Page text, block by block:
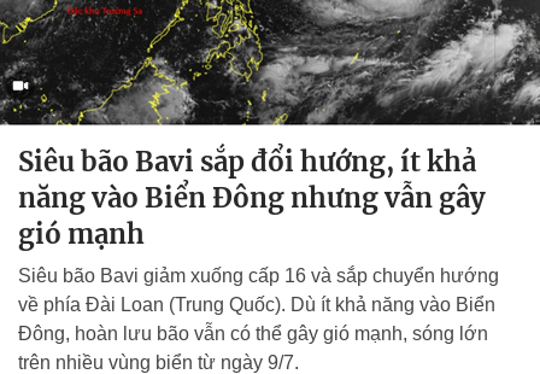
Siêu bão Bavi sắp đổi hướng, ít khả
năng vào Biển Đông nhưng vẫn gây
gió mạnh
Siêu bão Bavi giảm xuống cấp 16 và sắp chuyển hướng
về phía Đài Loan (Trung Quốc). Dù ít khả năng vào Biển
Đông, hoàn lưu bão vẫn có thể gây gió mạnh, sóng lớn
trên nhiều vùng biển từ ngày 9/7.